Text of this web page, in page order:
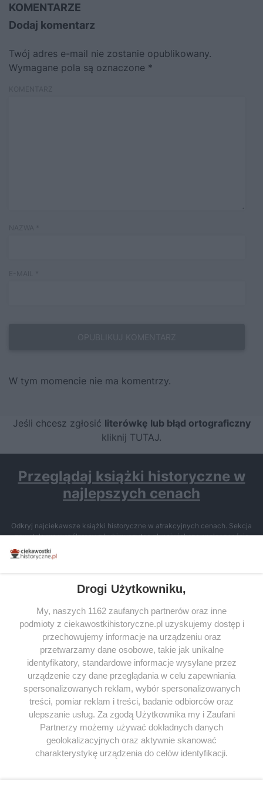
KOMENTARZE
Dodaj komentarz
Twój adres e-mail nie zostanie opublikowany.
Wymagane pola są oznaczone *
W tym momencie nie ma komentrzy.
Jeśli chcesz zgłosić literówkę lub błąd ortograficzny
kliknij TUTAJ.
Przeglądaj książki historyczne w
najlepszych cenach
Odkryj najciekawsze książki historyczne w atrakcyjnych cenach. Sekcja
powstała we współpracy z Lubimyczytac.pl, największą społecznością
miłośników literatury w Polsce – dzięki temu możesz wybierać spośród
tytułów najwyżej ocenianych przez czytelników.
SERWIS
SPOŁECZNOŚĆ
WSPÓŁPRACA
KONTAKT
ODWIEDŹ RÓWNIEŻ:
Drogi Użytkowniku,
My, naszych 1162 zaufanych partnerów oraz inne
podmioty z ciekawostkihistoryczne.pl uzyskujemy dostęp i
przechowujemy informacje na urządzeniu oraz
przetwarzamy dane osobowe, takie jak unikalne
identyfikatory, standardowe informacje wysyłane przez
urządzenie czy dane przeglądania w celu zapewniania
spersonalizowanych reklam, wybór spersonalizowanych
treści, pomiar reklam i treści, badanie odbiorców oraz
ulepszanie usług. Za zgodą Użytkownika my i Zaufani
Partnerzy możemy używać dokładnych danych
geolokalizacyjnych oraz aktywnie skanować
charakterystykę urządzenia do celów identyfikacji.